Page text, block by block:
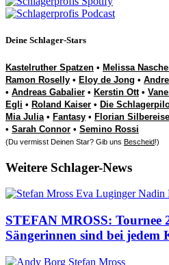
Deine Schlager-Stars
Kastelruther Spatzen • Melissa
Ramon Roselly • Eloy de Jong •
• Andreas Gabalier • Kerstin Ott•
Egli • Roland Kaiser • Die
Mia Julia• Fantasy • Florian
• Sarah Connor • Semino Rossi
(Du vermisst Deinen Star? Gib uns Bescheid!)
Weitere Schlager-News
STEFAN MROSS: Tournee
Sängerinnen sind bei jedem